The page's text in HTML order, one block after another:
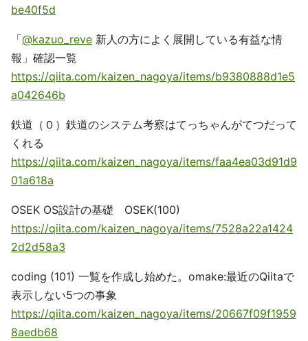
be40f5d
「@kazuo_reve 新人の方によく展開している有益な情
報」確認一覧
https://qiita.com/kaizen_nagoya/items/b9380888d1e5
a042646b
鉄道（０）鉄道のシステム考察はてっちゃんがてつだって
くれる
https://qiita.com/kaizen_nagoya/items/faa4ea03d91d9
01a618a
OSEK OS設計の基礎 OSEK(100)
https://qiita.com/kaizen_nagoya/items/7528a22a1424
2d2d58a3
coding (101) 一覧を作成し始めた。omake:最近のQiitaで
表示しない5つの事象
https://qiita.com/kaizen_nagoya/items/20667f09f1959
8aedb68